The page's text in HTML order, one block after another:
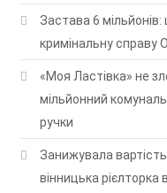
Застава 6
кримінальну справу
«Моя Ластівка» не
мільйонний
ручки
Занижувала
вінницька